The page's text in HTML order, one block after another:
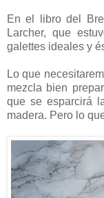
En el libro del
Larcher, que
galettes ideales y
Lo que
mezcla bien
que se esparcirá
madera. Pero lo